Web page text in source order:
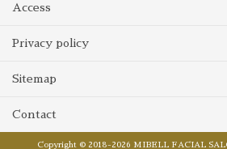
Access
Privacy policy
Sitemap
Contact
Copyright © 2018-2026 MIBELL FACIAL